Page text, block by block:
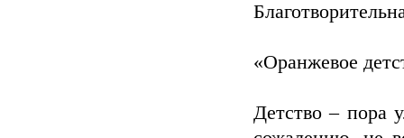
«Оранжевое
Детство – пора